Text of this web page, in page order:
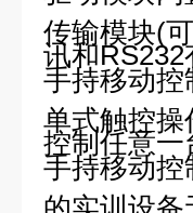
传输模块(
讯和RS232
手持移动
单式触控
控制任意一
手持移动
的实训设备